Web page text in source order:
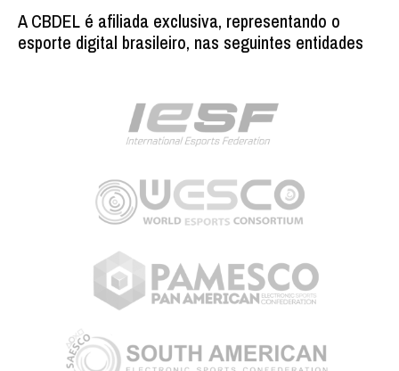
A CBDEL é afiliada exclusiva, representando o
esporte digital brasileiro, nas seguintes entidades